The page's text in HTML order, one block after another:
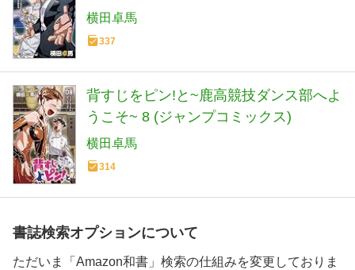
横田卓馬
337
背すじをピン!と~鹿高競技ダンス部へよ
うこそ~ 8 (ジャンプコミックス)
横田卓馬
314
書誌検索オプションについて
ただいま「Amazon和書」検索の仕組みを変更しておりま